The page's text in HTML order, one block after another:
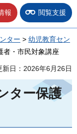
報 閲覧支援
ター > 幼児教育セン
者・市民対象講座
新日：2026年6月26日
ター保護